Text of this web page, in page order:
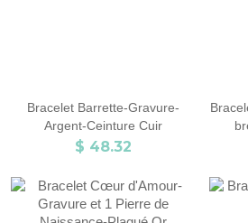
Bracelet Barrette-Gravure-
Argent-Ceinture Cuir
$ 48.32